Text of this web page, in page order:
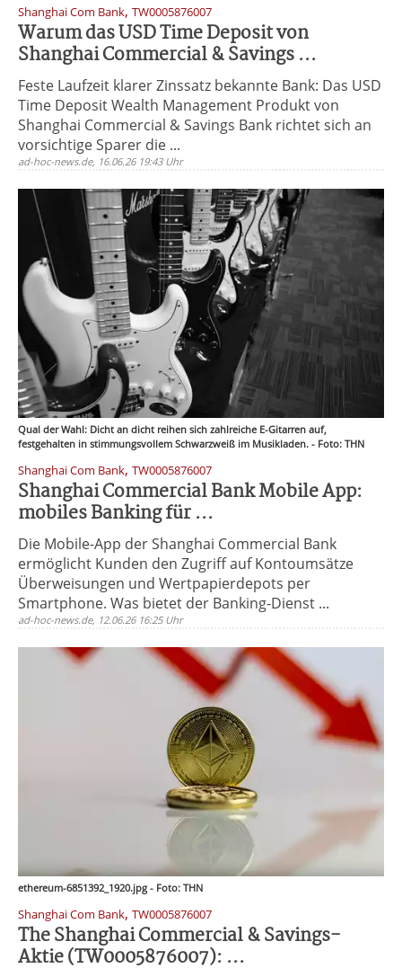
Shanghai Com Bank, TW0005876007
Warum das USD Time Deposit von
Shanghai Commercial & Savings ...
Feste Laufzeit klarer Zinssatz bekannte Bank: Das USD
Time Deposit Wealth Management Produkt von
Shanghai Commercial & Savings Bank richtet sich an
vorsichtige Sparer die ...
ad-hoc-news.de, 16.06.26 19:43 Uhr
Qual der Wahl: Dicht an dicht reihen sich zahlreiche E-Gitarren auf,
festgehalten in stimmungsvollem Schwarzweiß im Musikladen. - Foto: THN
Shanghai Com Bank, TW0005876007
Shanghai Commercial Bank Mobile App:
mobiles Banking für ...
Die Mobile-App der Shanghai Commercial Bank
ermöglicht Kunden den Zugriff auf Kontoumsätze
Überweisungen und Wertpapierdepots per
Smartphone. Was bietet der Banking-Dienst ...
ad-hoc-news.de, 12.06.26 16:25 Uhr
ethereum-6851392_1920.jpg - Foto: THN
Shanghai Com Bank, TW0005876007
The Shanghai Commercial & Savings-
Aktie (TW0005876007): ...